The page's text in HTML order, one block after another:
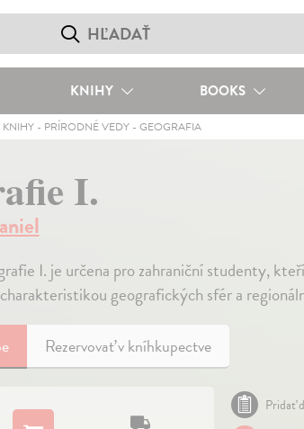
KNIHY BOOKS
KNIHY - PRÍRODNÉ VEDY -GEOGRAFIA
I.
I. je určena pro zahraniční studenty,
geografických sfér a
Rezervovať v kníhkupectve
Pridať